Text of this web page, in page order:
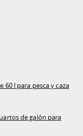
l para pesca y caza
de galón para